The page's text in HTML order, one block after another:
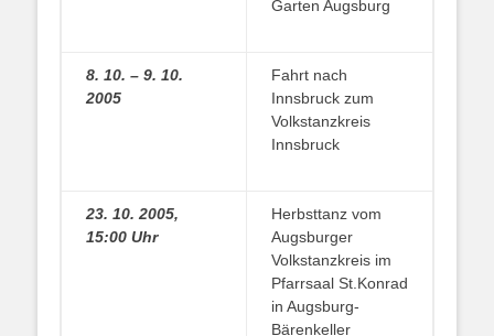
Garten Augsburg
8. 10. – 9. 10.
2005
Fahrt nach
Innsbruck zum
Volkstanzkreis
Innsbruck
23. 10. 2005,
15:00 Uhr
Herbsttanz vom
Augsburger
Volkstanzkreis im
Pfarrsaal St.Konrad
in Augsburg-
Bärenkeller